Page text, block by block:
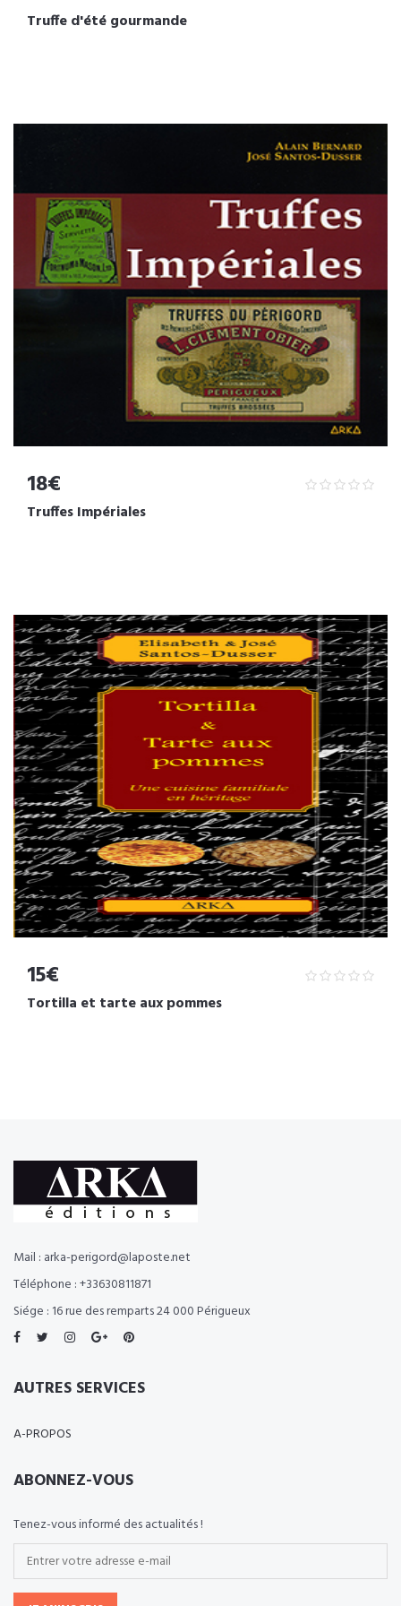
Truffe d'été gourmande
18€
Truffes Impériales
15€
Tortilla et tarte aux pommes
Mail : arka-perigord@laposte.net
Téléphone : +33630811871
Siége : 16 rue des remparts 24 000 Périgueux
AUTRES SERVICES
A-PROPOS
ABONNEZ-VOUS
Tenez-vous informé des actualités !